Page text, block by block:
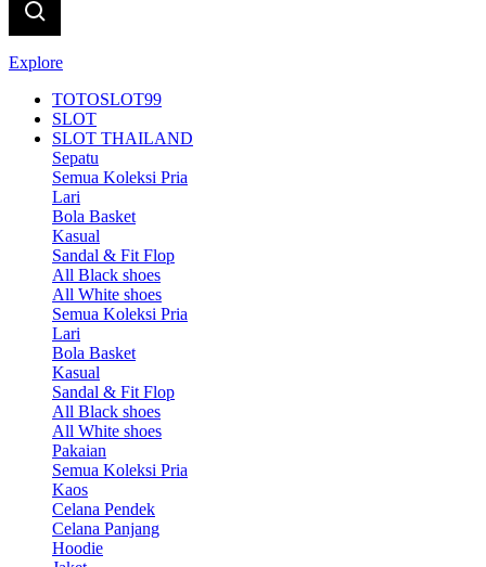
Explore
TOTOSLOT99
SLOT
SLOT THAILAND
Sepatu
Semua Koleksi Pria
Lari
Bola Basket
Kasual
Sandal & Fit Flop
All Black shoes
All White shoes
Semua Koleksi Pria
Lari
Bola Basket
Kasual
Sandal & Fit Flop
All Black shoes
All White shoes
Pakaian
Semua Koleksi Pria
Kaos
Celana Pendek
Celana Panjang
Hoodie